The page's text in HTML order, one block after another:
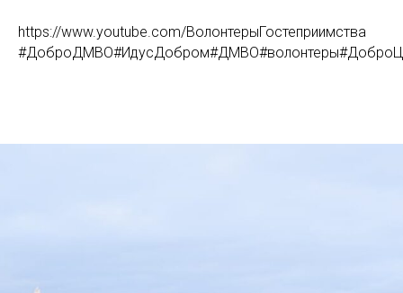
https://www.youtube.com/ВолонтерыГостеприимства